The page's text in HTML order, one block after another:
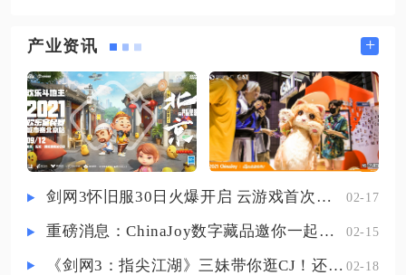
景需求，不存在单一装备通吃所有
蜀国武将的情况，需按照武将定位
拆分装备体系。蜀国五虎物理输出
武将装备细分上，赵云
立，需分开解锁对应功能入口。超
锁前置条件为完成怨鸟泽区域“彼岸
的哀歌”危行任务，与NPC九月对话
拾取遗失背包后自动获取道具，无
耐久消耗，永久留存。打开角色总
览界面切换至探索模组分页，选中8
切回游戏主界面，屏幕侧边会出现
涡旋释放标识，仅身处淤泥、土堆
产业资讯 +
剑网3怀旧服30日火爆开启 云游戏首次亮相CJ打造舒适畅玩体验 02-17
重磅消息：ChinaJoy数字藏品邀你一起评选 02-15
《剑网3：指尖江湖》三妹带你逛CJ！还有惊喜嘉宾现场约定你！ 02-18